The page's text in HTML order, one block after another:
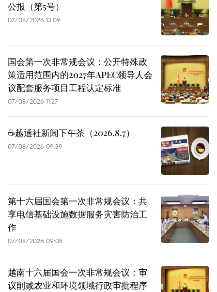
公报（第5号）
07/08/2026 13:09
国会第一次非常规会议：公开特殊政
策适用范围内的2027年APEC领导人会
议配套服务项目工程认定标准
07/08/2026 11:27
☕️越通社新闻下午茶（2026.8.7）
07/08/2026 09:39
第十六届国会第一次非常规会议：共
享电信基础设施数据服务灾害防治工
作
07/08/2026 09:08
越南十六届国会一次非常规会议：审
议削减农业和环境领域行政审批程序